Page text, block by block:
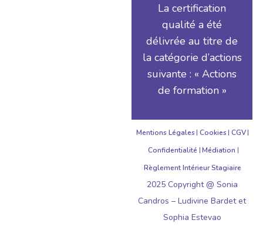
La certification
qualité a été
délivrée au titre de
la catégorie d’actions
suivante : « Actions
de formation »
Mentions Légales Cookies CGV
Confidentialité Médiation
Règlement Intérieur Stagiaire
2025 Copyright @ Sonia
Candros – Ludivine Bardet et
Sophia Estevao